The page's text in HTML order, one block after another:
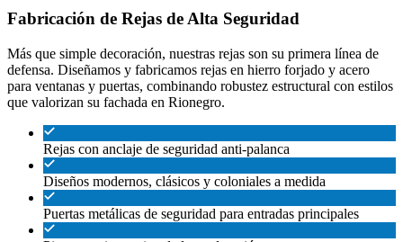
Fabricación de Rejas de Alta Seguridad
Más que simple decoración, nuestras rejas son su primera línea de
defensa. Diseñamos y fabricamos rejas en hierro forjado y acero
para ventanas y puertas, combinando robustez estructural con estilos
que valorizan su fachada en Rionegro.
Rejas con anclaje de seguridad anti-palanca
Diseños modernos, clásicos y coloniales a medida
Puertas metálicas de seguridad para entradas principales